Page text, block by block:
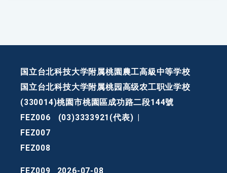
国立台北科技大学附属桃園農工高級中等学校
国立台北科技大学附属桃园高级农工职业学校
(330014)桃園市桃園區成功路二段144號
FEZ006
(03)3333921(代表)
FEZ007
FEZ008
FEZ009 2026-07-08